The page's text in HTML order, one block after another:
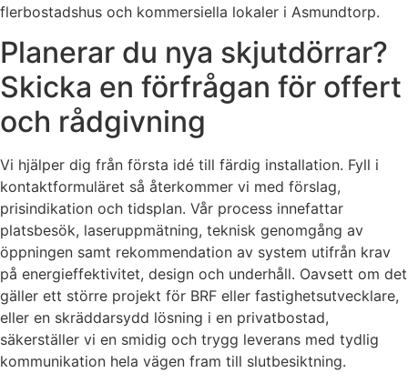
flerbostadshus och kommersiella lokaler i Asmundtorp.
Planerar du nya skjutdörrar?
Skicka en förfrågan för offert
och rådgivning
Vi hjälper dig från första idé till färdig installation. Fyll i
kontaktformuläret så återkommer vi med förslag,
prisindikation och tidsplan. Vår process innefattar
platsbesök, laseruppmätning, teknisk genomgång av
öppningen samt rekommendation av system utifrån krav
på energieffektivitet, design och underhåll. Oavsett om det
gäller ett större projekt för BRF eller fastighetsutvecklare,
eller en skräddarsydd lösning i en privatbostad,
säkerställer vi en smidig och trygg leverans med tydlig
kommunikation hela vägen fram till slutbesiktning.